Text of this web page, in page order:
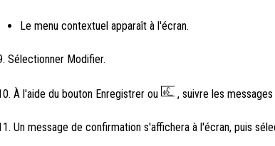
Le menu contextuel apparaît à l'écran.
Sélectionner Modifier.
À l'aide du bouton Enregistrer ou , suivre les
Un message de confirmation s'affichera à l'écran, puis